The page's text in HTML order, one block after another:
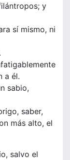
y
sí mismo, ni
a él.
sabio,
saber,
más alto, el
salvo el